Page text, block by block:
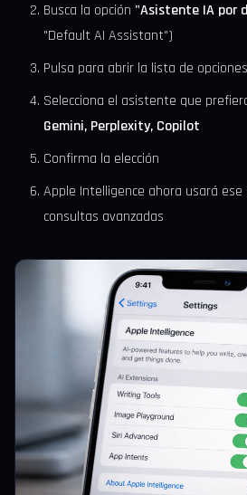
Busca la opción "Asistente IA por
"Default AI Assistant")
Pulsa para abrir la lista de opciones
Selecciona el asistente que
Gemini, Perplexity, Copilot
Confirma la elección
Apple Intelligence ahora usará
consultas avanzadas